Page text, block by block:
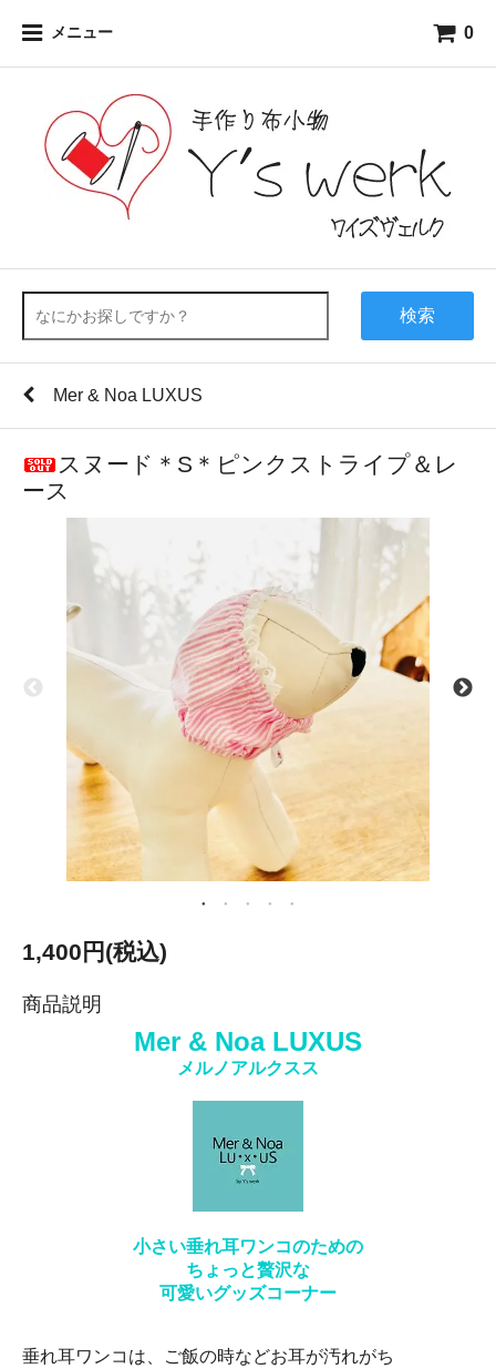
メニュー 0
検索
Mer & Noa LUXUS
スヌード＊S＊ピンクストライプ＆レ
ース
1,400円(税込)
商品説明
Mer & Noa LUXUS
メルノアルクスス
小さい垂れ耳ワンコのための
ちょっと贅沢な
可愛いグッズコーナー
垂れ耳ワンコは、ご飯の時などお耳が汚れがち